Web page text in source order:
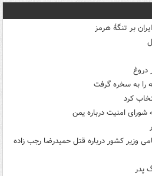
بر تنگۀ هرمز
دروغ
را به سخره گرفت
کرد
امنیت درباره یمن
وزیر کشور درباره قتل حمیدرضا رجب زاده
پدر